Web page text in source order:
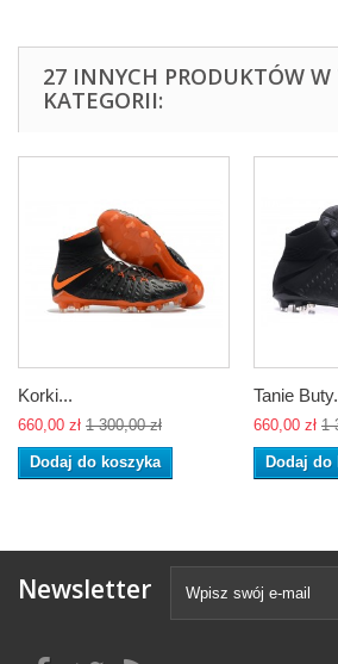
27 INNYCH PRODUKTÓW W
KATEGORII:
Korki...
660,00 zł 1 300,00 zł
Dodaj do koszyka
Tanie
660,00 zł 1
Dodaj do
Newsletter